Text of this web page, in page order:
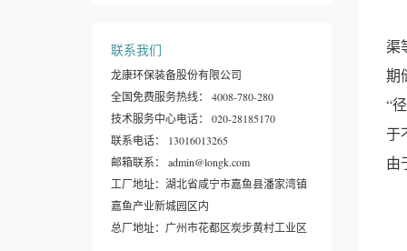
联系我们
龙康环保装备股份有限公司
全国免费服务热线： 4008-780-280
技术服务中心电话： 020-28185170
联系电话： 13016013265
邮箱联系： admin@longk.com
工厂地址：湖北省咸宁市嘉鱼县潘家湾镇
嘉鱼产业新城园区内
总厂地址：广州市花都区炭步黄村工业区
渠
期
“
于
由